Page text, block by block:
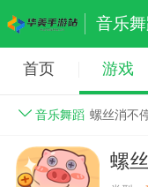
音乐
首页 游戏
音乐舞蹈 螺丝消不
螺